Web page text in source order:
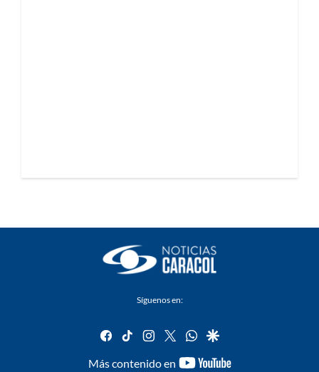
Síguenos en:
facebook
tiktok instagram
twitterwhatsapp
google
Más contenido en
youtube-